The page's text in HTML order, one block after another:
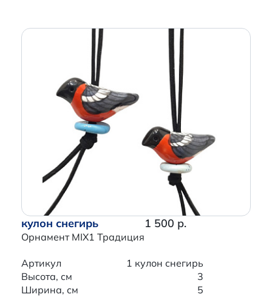
кулон снегирь
Орнамент MIX1 Традиция
1 500 р.
Артикул
1 кулон снегирь
Высота, см
3
Ширина, см
5